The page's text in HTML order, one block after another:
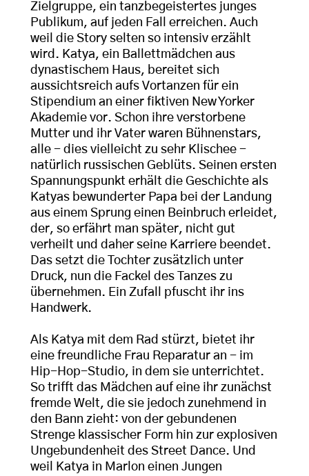
Zielgruppe, ein tanzbegeistertes junges
Publikum, auf jeden Fall erreichen. Auch
weil die Story selten so intensiv erzählt
wird. Katya, ein Ballettmädchen aus
dynastischem Haus, bereitet sich
aussichtsreich aufs Vortanzen für ein
Stipendium an einer fiktiven New Yorker
Akademie vor. Schon ihre verstorbene
Mutter und ihr Vater waren Bühnenstars,
alle - dies vielleicht zu sehr Klischee -
natürlich russischen Geblüts. Seinen ersten
Spannungspunkt erhält die Geschichte als
Katyas bewunderter Papa bei der Landung
aus einem Sprung einen Beinbruch erleidet,
der, so erfährt man später, nicht gut
verheilt und daher seine Karriere beendet.
Das setzt die Tochter zusätzlich unter
Druck, nun die Fackel des Tanzes zu
übernehmen. Ein Zufall pfuscht ihr ins
Handwerk.
Als Katya mit dem Rad stürzt, bietet ihr
eine freundliche Frau Reparatur an - im
Hip-Hop-Studio, in dem sie unterrichtet.
So trifft das Mädchen auf eine ihr zunächst
fremde Welt, die sie jedoch zunehmend in
den Bann zieht: von der gebundenen
Strenge klassischer Form hin zur explosiven
Ungebundenheit des Street Dance. Und
weil Katya in Marlon einen Jungen